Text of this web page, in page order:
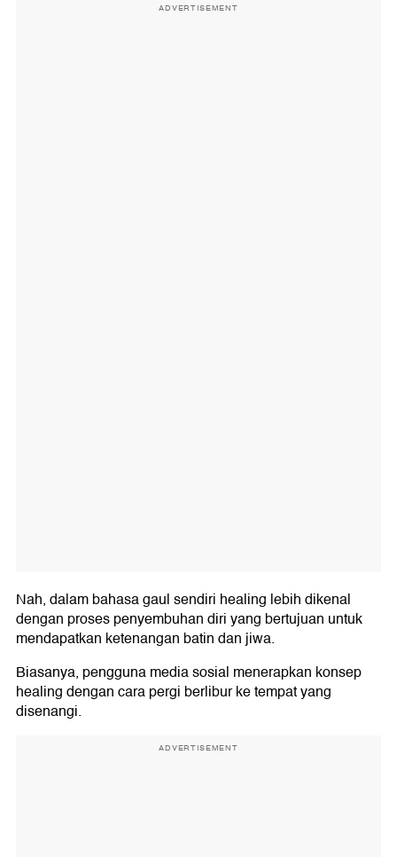
ADVERTISEMENT
Nah, dalam bahasa gaul sendiri healing lebih dikenal
dengan proses penyembuhan diri yang bertujuan untuk
mendapatkan ketenangan batin dan jiwa.
Biasanya, pengguna media sosial menerapkan konsep
healing dengan cara pergi berlibur ke tempat yang
disenangi.
ADVERTISEMENT